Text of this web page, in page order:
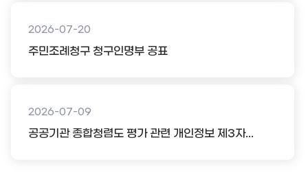
2026-07-20
주민조례청구 청구인명부 공표
2026-07-09
공공기관 종합청렴도 평가 관련 개인정보 제3자...